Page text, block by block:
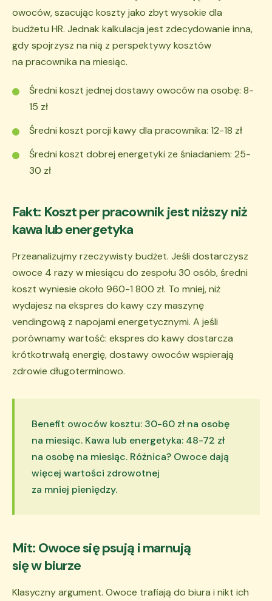
owoców, szacując koszty jako zbyt wysokie dla
budżetu HR. Jednak kalkulacja jest zdecydowanie inna,
gdy spojrzysz na nią z perspektywy kosztów
na pracownika na miesiąc.
Średni koszt jednej dostawy owoców na osobę: 8-
15 zł
Średni koszt porcji kawy dla pracownika: 12-18 zł
Średni koszt dobrej energetyki ze śniadaniem: 25-
30 zł
Fakt: Koszt per pracownik jest niższy niż
kawa lub energetyka
Przeanalizujmy rzeczywisty budżet. Jeśli dostarczysz
owoce 4 razy w miesiącu do zespołu 30 osób, średni
koszt wyniesie około 960-1 800 zł. To mniej, niż
wydajesz na ekspres do kawy czy maszynę
vendingową z napojami energetycznymi. A jeśli
porównamy wartość: ekspres do kawy dostarcza
krótkotrwałą energię, dostawy owoców wspierają
zdrowie długoterminowo.
Benefit owoców kosztu: 30-60 zł na osobę
na miesiąc. Kawa lub energetyka: 48-72 zł
na osobę na miesiąc. Różnica? Owoce dają
więcej wartości zdrowotnej
za mniej pieniędzy.
Mit: Owoce się psują i marnują
się w biurze
Klasyczny argument. Owoce trafiają do biura i nikt ich